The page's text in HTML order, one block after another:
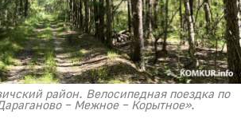
район. Велосипедная поездка по
– Межное – Корытное».